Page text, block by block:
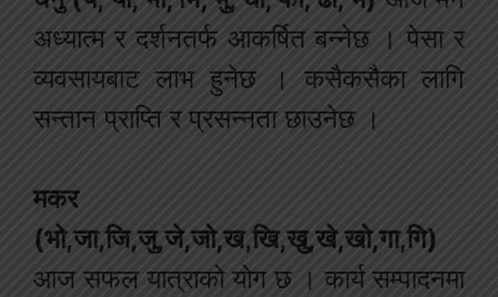
अध्यात्म र दर्शनतर्फ आकर्षित बन्नेछ । पेसा र
व्यवसायबाट लाभ हुनेछ । कसैकसैका लागि
सन्तान प्राप्ति र प्रसन्नता छाउनेछ ।
मकर
(भो,जा,जि,जु,जे,जो,ख,खि,खु,खे,खो,गा,गि)
आज सफल यात्राको योग छ । कार्य सम्पादनमा